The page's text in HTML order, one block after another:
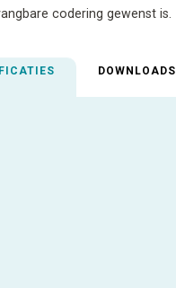
codering gewenst is.
DOWNLOADS